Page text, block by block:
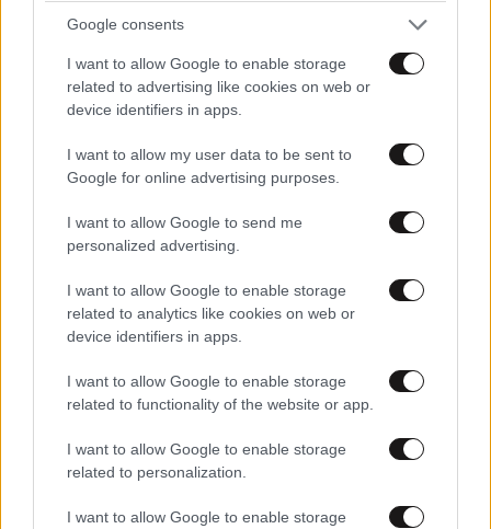
Google consents
I want to allow Google to enable storage
related to advertising like cookies on web or
device identifiers in apps.
I want to allow my user data to be sent to
Google for online advertising purposes.
I want to allow Google to send me
personalized advertising.
I want to allow Google to enable storage
related to analytics like cookies on web or
device identifiers in apps.
I want to allow Google to enable storage
related to functionality of the website or app.
I want to allow Google to enable storage
related to personalization.
I want to allow Google to enable storage
ΚΟΣΜΟΣ 09·08·2026 07:44
Η αυτοκρατορία του «Έντικ» και ο «μεγάλος»
που φέρεται να βρίσκεται πίσω του – Τι ορίζει ο